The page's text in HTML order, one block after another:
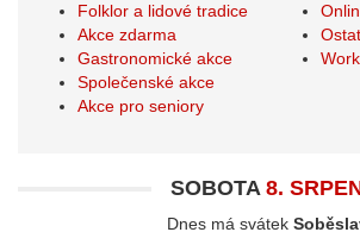
Folklor a lidové tradice
Akce zdarma
Gastronomické akce
Společenské akce
Akce pro seniory
SOBOTA 8.
Dnes má svátek